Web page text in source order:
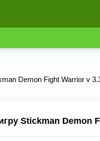
Demon Fight Warrior v
Stickman Demon